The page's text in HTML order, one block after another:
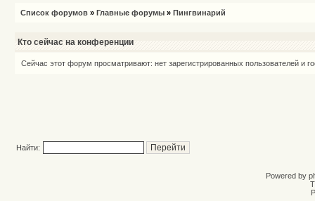
Список форумов » Главные форумы » Пингвинарий
Кто сейчас на конференции
Сейчас этот форум просматривают: нет зарегистрированных пользователей и
Найти:
Powered by